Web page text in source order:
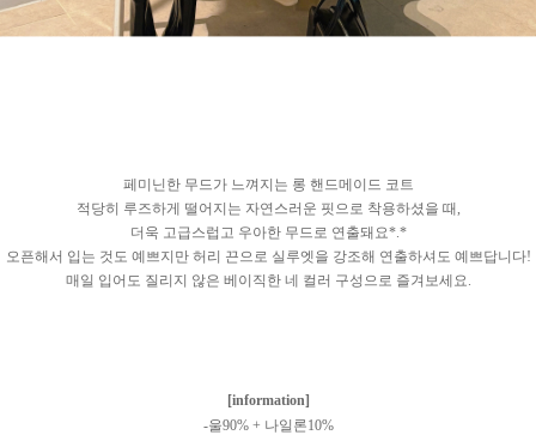
페미닌한 무드가 느껴지는 롱 핸드메이드 코트
적당히 루즈하게 떨어지는 자연스러운 핏으로 착용하셨을 때,
더욱 고급스럽고 우아한 무드로 연출돼요*.*
오픈해서 입는 것도 예쁘지만 허리 끈으로 실루엣을 강조해 연출하셔도 예쁘답니다!
매일 입어도 질리지 않은 베이직한 네 컬러 구성으로 즐겨보세요.
[information]
-울90% + 나일론10%